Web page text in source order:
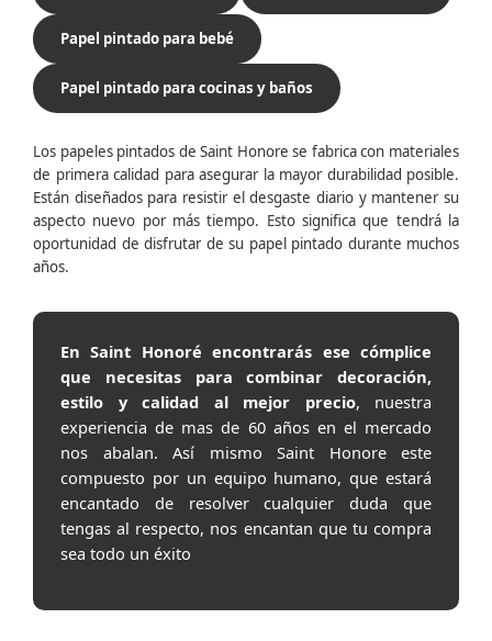
Papel pintado para bebé
Papel pintado para cocinas y baños
Los papeles pintados de Saint Honore se fabrica con materiales
de primera calidad para asegurar la mayor durabilidad posible.
Están diseñados para resistir el desgaste diario y mantener su
aspecto nuevo por más tiempo. Esto significa que tendrá la
oportunidad de disfrutar de su papel pintado durante muchos
años.
En Saint Honoré encontrarás ese cómplice
que necesitas para combinar decoración,
estilo y calidad al mejor precio, nuestra
experiencia de mas de 60 años en el mercado
nos abalan. Así mismo Saint Honore este
compuesto por un equipo humano, que estará
encantado de resolver cualquier duda que
tengas al respecto, nos encantan que tu compra
sea todo un éxito